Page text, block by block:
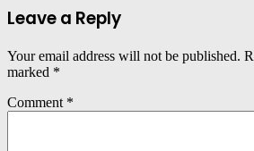
Leave a Reply
Your email address will not be published.
marked *
Comment *